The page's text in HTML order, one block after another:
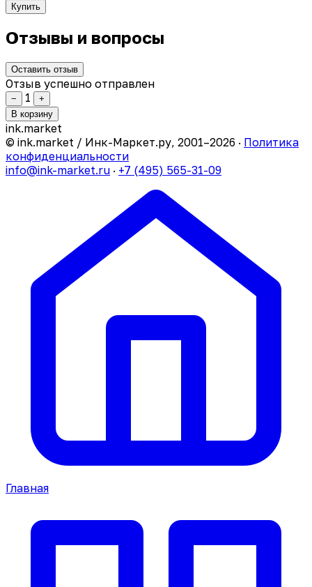
Купить
Отзывы и вопросы
Оставить отзыв
Отзыв успешно отправлен
− 1
+
В корзину
ink.market
© ink.market / Инк-Маркет.ру, 2001–2026 · Политика
конфиденциальности
info@ink-market.ru · +7 (495) 565-31-09
Главная